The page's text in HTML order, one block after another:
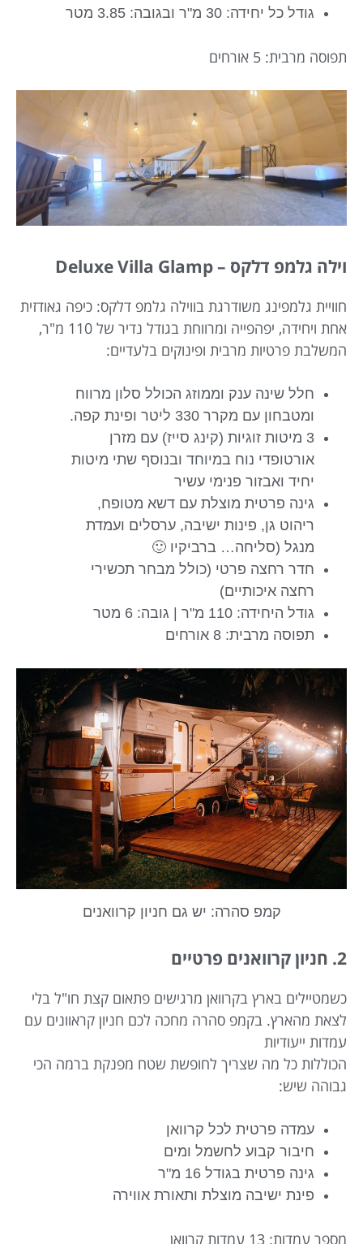
גודל כל יחידה: 30 מ"ר ובגובה: 3.85 מטר
תפוסה מרבית: 5 אורחים
וילה גלמפ דלקס – Deluxe Villa Glamp
חוויית גלמפינג משודרגת בווילה גלמפ דלקס: כיפה גאודזית
אחת ויחידה, יפהפייה ומרווחת בגודל נדיר של 110 מ"ר,
המשלבת פרטיות מרבית ופינוקים בלעדיים:
חלל שינה ענק וממוזג הכולל סלון מרווח
ומטבחון עם מקרר 330 ליטר ופינת קפה.
3 מיטות זוגיות (קינג סייז) עם מזרן
אורטופדי נוח במיוחד ובנוסף שתי מיטות
יחיד ואבזור פנימי עשיר
גינה פרטית מוצלת עם דשא מטופח,
ריהוט גן, פינות ישיבה, ערסלים ועמדת
מנגל (סליחה… ברביקיו 🙂
חדר רחצה פרטי (כולל מבחר תכשירי
רחצה איכותיים)
גודל היחידה: 110 מ"ר | גובה: 6 מטר
תפוסה מרבית: 8 אורחים
קמפ סהרה: יש גם חניון קרוואנים
2. חניון קרוואנים פרטיים
כשמטיילים בארץ בקרוואן מרגישים פתאום קצת חו"ל בלי
לצאת מהארץ. בקמפ סהרה מחכה לכם חניון קראוונים עם
עמדות ייעודיות
הכוללות כל מה שצריך לחופשת שטח מפנקת ברמה הכי
גבוהה שיש:
עמדה פרטית לכל קרוואן
חיבור קבוע לחשמל ומים
גינה פרטית בגודל 16 מ"ר
פינת ישיבה מוצלת ותאורת אווירה
מספר עמדות: 13 עמדות קרוואן